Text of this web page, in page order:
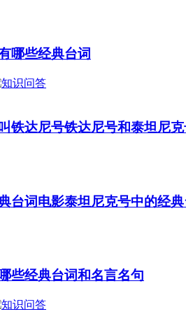
哪些经典台词
铁达尼号铁达尼号和泰坦尼克
台词电影泰坦尼克号中的经典
些经典台词和名言名句